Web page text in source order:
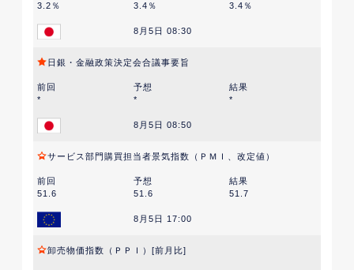
3.2％
3.4％ 3.4％
8月5日 08:30
日銀・金融政策決定会合議事要旨
前回 予想
結果
*
* *
8月5日 08:50
サービス部門購買担当者景気指数（ＰＭＩ、改定値）
前回 予想
結果
51.6
51.6 51.7
8月5日 17:00
卸売物価指数（ＰＰＩ）[前月比]